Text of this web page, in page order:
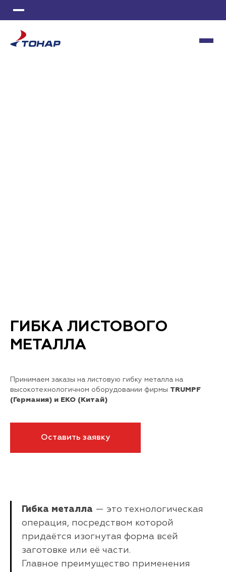
ГИБКА ЛИСТОВОГО
МЕТАЛЛА
Принимаем заказы на листовую гибку металла на
высокотехнологичном оборудовании фирмы TRUMPF
(Германия) и EKO (Китай)
Оставить заявку
Гибка металла — это технологическая
операция, посредством которой
придаётся изогнутая форма всей
заготовке или её части.
Главное преимущество применения